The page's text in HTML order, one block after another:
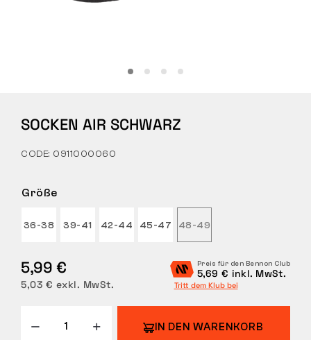
ÜBER UNS
BLOG
BENNON-LABOR
LADEN MIT BISTRO
RÜCKGABE
SOCKEN AIR SCHWARZ
CODE: 0911000060
Größe
36-38 39-41 42-44 45-47 48-49
5,99 €
5,03 € exkl. MwSt.
Preis für den Bennon Club
5,69 € inkl. MwSt.
Tritt dem Klub bei
IN DEN WARENKORB